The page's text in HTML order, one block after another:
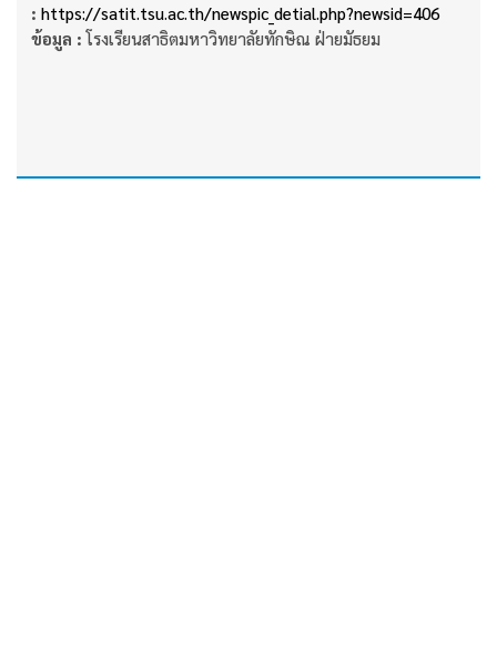
: https://satit.tsu.ac.th/newspic_detial.php?newsid=406
ข้อมูล : โรงเรียนสาธิตมหาวิทยาลัยทักษิณ ฝ่ายมัธยม